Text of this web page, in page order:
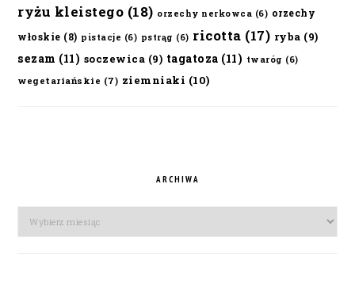
ryżu kleistego (18) orzechy nerkowca (6) orzechy
włoskie (8) pistacje (6) pstrąg (6) ricotta (17) ryba (9)
sezam (11) soczewica (9) tagatoza (11) twaróg (6)
wegetariańskie (7) ziemniaki (10)
ARCHIWA
Archiwa